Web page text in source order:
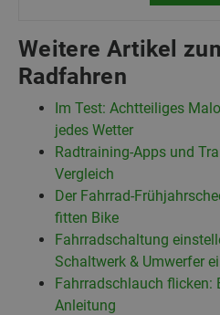
Weitere Artikel
Radfahren
Im Test: Achtteiliges
jedes Wetter
Radtraining-Apps und
Vergleich
Der Fahrrad-
fitten Bike
Fahrradschaltung
Schaltwerk & Umwerfer
Fahrradschlauch flicken:
Anleitung